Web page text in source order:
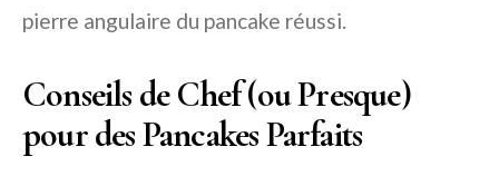
pierre angulaire du pancake réussi.
Conseils de Chef (ou Presque)
pour des Pancakes Parfaits